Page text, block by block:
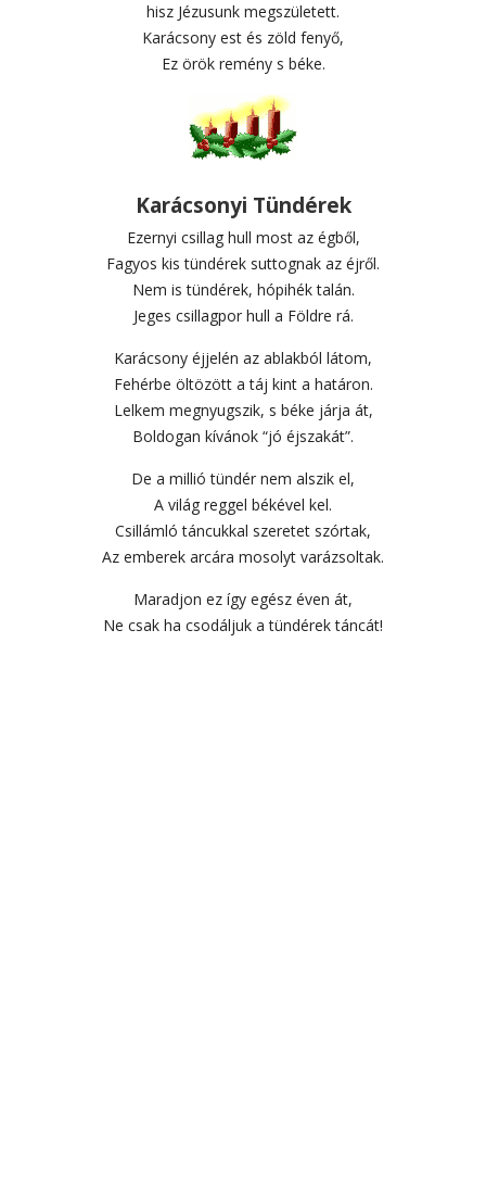
hisz Jézusunk megszületett.
Karácsony est és zöld fenyő,
Ez örök remény s béke.
Karácsonyi Tündérek
Ezernyi csillag hull most az égből,
Fagyos kis tündérek suttognak az éjről.
Nem is tündérek, hópihék talán.
Jeges csillagpor hull a Földre rá.
Karácsony éjjelén az ablakból látom,
Fehérbe öltözött a táj kint a határon.
Lelkem megnyugszik, s béke járja át,
Boldogan kívánok “jó éjszakát”.
De a millió tündér nem alszik el,
A világ reggel békével kel.
Csillámló táncukkal szeretet szórtak,
Az emberek arcára mosolyt varázsoltak.
Maradjon ez így egész éven át,
Ne csak ha csodáljuk a tündérek táncát!